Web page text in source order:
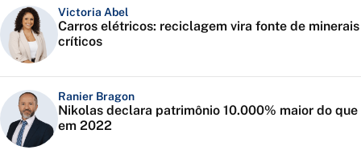
Victoria Abel
Carros elétricos: reciclagem vira fonte de minerais
críticos
Ranier Bragon
Nikolas declara patrimônio 10.000% maior do que
em 2022